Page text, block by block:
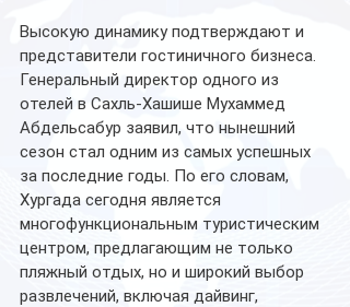
Высокую динамику подтверждают и
представители гостиничного бизнеса.
Генеральный директор одного из
отелей в Сахль-Хашише Мухаммед
Абдельсабур заявил, что нынешний
сезон стал одним из самых успешных
за последние годы. По его словам,
Хургада сегодня является
многофункциональным туристическим
центром, предлагающим не только
пляжный отдых, но и широкий выбор
развлечений, включая дайвинг,